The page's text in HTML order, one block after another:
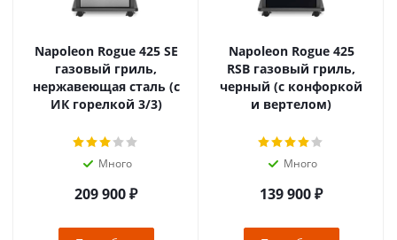
Napoleon Rogue 425 SE
газовый гриль,
нержавеющая сталь (с
ИК горелкой 3/3)
Много
209 900₽
Napoleon Rogue 425
RSB газовый гриль,
черный (с конфоркой
и вертелом)
Много
139 900₽